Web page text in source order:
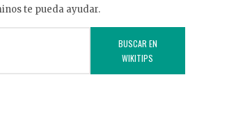
te pueda ayudar.
BUSCAR EN
WIKITIPS